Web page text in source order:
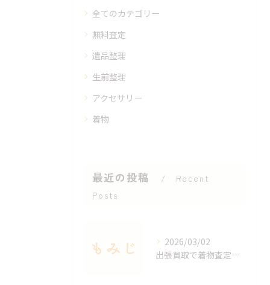
全てのカテゴリー
無料査定
遺品整理
生前整理
アクセサリー
着物
最近の投稿
Recent
Posts
2026/03/02
出張買取で着物査定のポイントと価値を見極める方法